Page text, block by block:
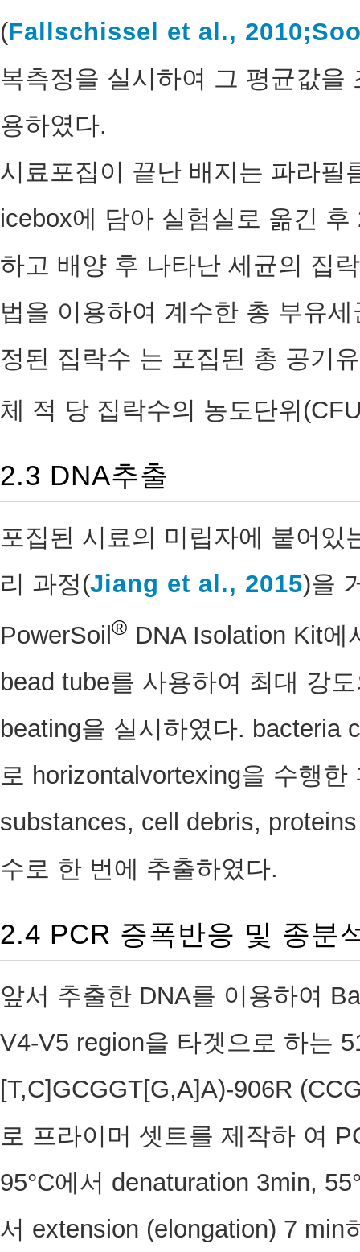
(Fallschissel et al., 2010;
복측정을 실시하여 그 평균값을
용하였다.
시료포집이 끝난 배지는 파라필
icebox에 담아 실험실로 옮긴
하고 배양 후 나타난 세균의 집
법을 이용하여 계수한 총 부유
정된 집락수 는 포집된 총 공기
체 적 당 집락수의 농도단위
2.3 DNA추출
포집된 시료의 미립자에 붙어
리 과정(Jiang et al., 2015)을
PowerSoil ® DNA Isolation Kit에
bead tube를 사용하여 최대 강
beating을 실시하였다. bacteria
로 horizontalvortexing을 수행
substances, cell debris,
수로 한 번에 추출하였다.
2.4 PCR 증폭반응 및 종분
앞서 추출한 DNA를 이용하여
V4-V5 region을 타겟으로 하는
[T,C]GCGGT[G,A]A)-906R
로 프라이머 셋트를 제작하 여
95°C에서 denaturation 3min,
서 extension (elongation) 7 min